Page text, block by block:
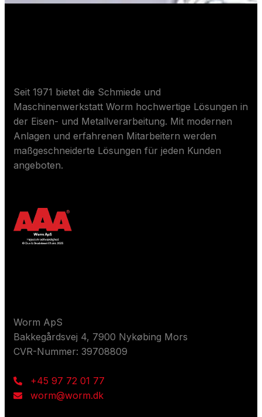
Seit 1971 bietet die Schmiede und
Maschinenwerkstatt Worm hochwertige Lösungen in
der Eisen- und Metallverarbeitung. Mit modernen
Anlagen und erfahrenen Mitarbeitern werden
maßgeschneiderte Lösungen für jeden Kunden
angeboten.
Worm ApS
Bakkegårdsvej 4, 7900 Nykøbing Mors
CVR-Nummer: 39708809
+45 97 72 01 77
worm@worm.dk